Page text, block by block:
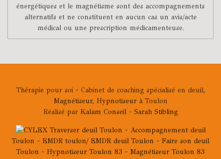
énergétiques et le magnétisme sont des accompagnements
alternatifs et ne constituent en aucun cas un avis/acte
médical ou une prescription médicamenteuse.
Thérapie pour soi - Cabinet de coaching spécialisé en deuil,
Magnétiseur, Hypnotiseurà Toulon
Réalisé par Kalam Conseil - Sarah Stibling
Traverser deuil Toulon - Accompagnement deuil
Toulon - EMDR toulon/ EMDR deuil Toulon - Faire son deuil
Toulon - Hypnotiseur Toulon 83 - Magnétiseur Toulon 83